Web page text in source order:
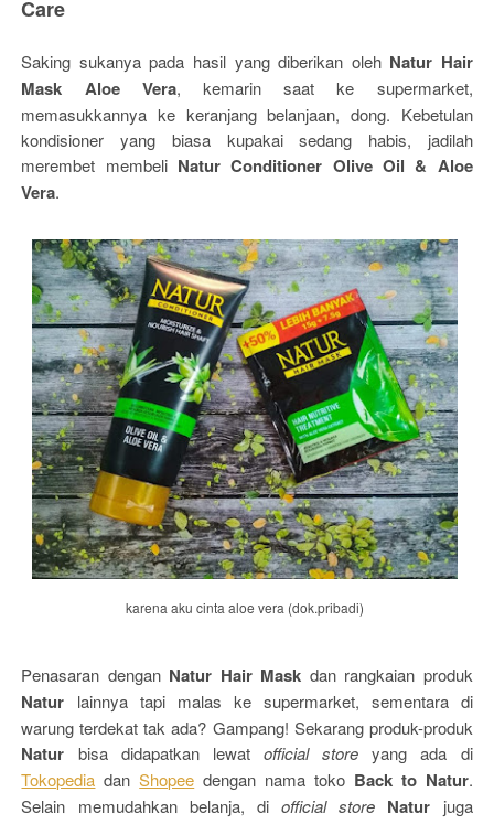
Care
Saking sukanya pada hasil yang diberikan oleh Natur Hair
Mask Aloe Vera, kemarin saat ke supermarket,
memasukkannya ke keranjang belanjaan, dong. Kebetulan
kondisioner yang biasa kupakai sedang habis, jadilah
merembet membeli Natur Conditioner Olive Oil & Aloe
Vera.
karena aku cinta aloe vera (dok.pribadi)
Penasaran dengan Natur Hair Mask dan rangkaian produk
Natur lainnya tapi malas ke supermarket, sementara di
warung terdekat tak ada? Gampang! Sekarang produk-produk
Natur bisa didapatkan lewatofficial storeyang ada di
Tokopedia danShopee dengan nama toko Back to Natur.
Selain memudahkan belanja, diofficial store Natur juga